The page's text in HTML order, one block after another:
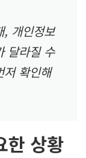
, 개인정보
달라질 수
저 확인해
한 상황